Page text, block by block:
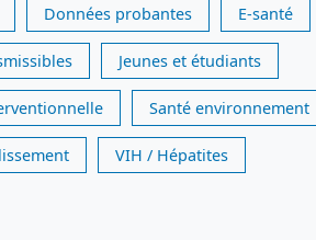
Données probantes E-santé
Jeunes et étudiants
Santé environnement
VIH / Hépatites